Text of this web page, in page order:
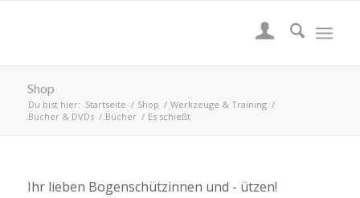
Shop
Du bist hier: Startseite / Shop / Werkzeuge & Training /
Bücher & DVDs / Bücher / Es schießt
Ihr lieben Bogenschützinnen und - ützen!